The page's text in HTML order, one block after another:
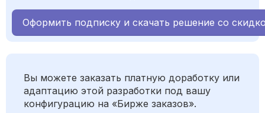
Оформить подписку и скачать решение со
Вы можете заказать платную доработку или
адаптацию этой разработки под вашу
конфигурацию на «Бирже заказов».